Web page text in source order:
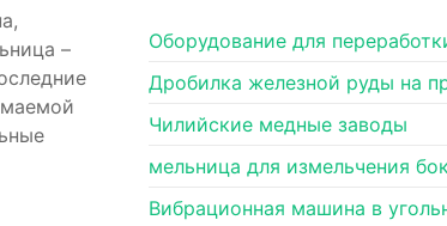
–
Оборудование для
Дробилка железной руды на
Чилийские медные заводы
мельница для измельчения
Вибрационная машина в